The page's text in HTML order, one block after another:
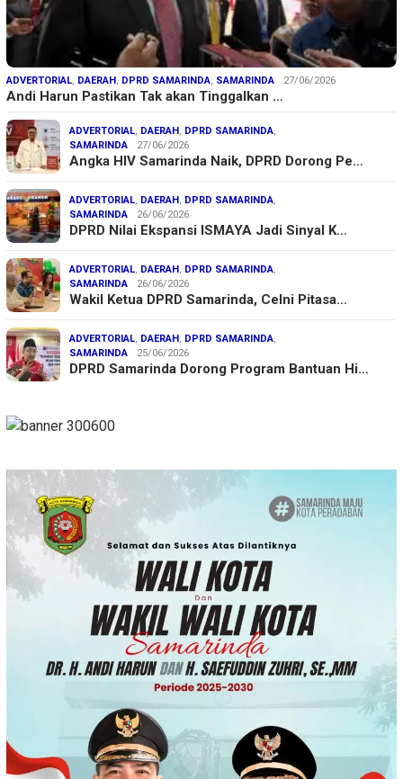
ADVERTORIAL, DAERAH , DPRD SAMARINDA, SAMARINDA 27/06/2026
Andi Harun Pastikan Tak akan Tinggalkan …
ADVERTORIAL, DAERAH , DPRD SAMARINDA,
SAMARINDA
27/06/2026
Angka HIV Samarinda Naik, DPRD Dorong Pe…
ADVERTORIAL, DAERAH , DPRD SAMARINDA,
SAMARINDA
26/06/2026
DPRD Nilai Ekspansi ISMAYA Jadi Sinyal K…
ADVERTORIAL, DAERAH , DPRD SAMARINDA,
SAMARINDA
26/06/2026
Wakil Ketua DPRD Samarinda, Celni Pitasa…
ADVERTORIAL, DAERAH , DPRD SAMARINDA,
SAMARINDA
25/06/2026
DPRD Samarinda Dorong Program Bantuan Hi…